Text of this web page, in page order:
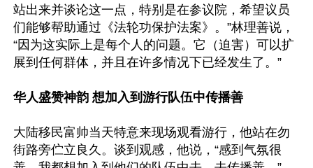
站出来并谈论这一点，特别是在参议院，希望议员
们能够帮助通过《法轮功保护法案》。”林理善说，
“因为这实际上是每个人的问题。它（迫害）可以扩
展到任何群体，并且在许多情况下已经发生了。”
华人盛赞神韵 想加入到游行队伍中传播善
大陆移民富帅当天特意来现场观看游行，他站在勿
街路旁伫立良久。谈到观感，他说，“感到气氛很